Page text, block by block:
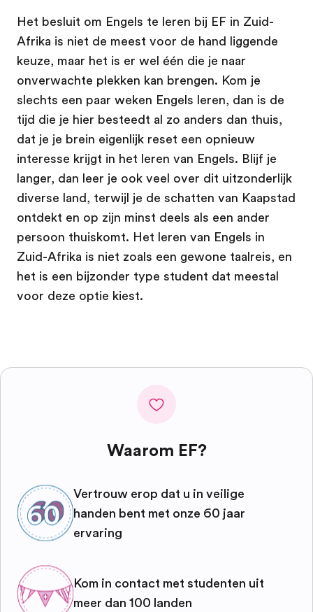
Het besluit om Engels te leren bij EF in Zuid-
Afrika is niet de meest voor de hand liggende
keuze, maar het is er wel één die je naar
onverwachte plekken kan brengen. Kom je
slechts een paar weken Engels leren, dan is de
tijd die je hier besteedt al zo anders dan thuis,
dat je je brein eigenlijk reset een opnieuw
interesse krijgt in het leren van Engels. Blijf je
langer, dan leer je ook veel over dit uitzonderlijk
diverse land, terwijl je de schatten van Kaapstad
ontdekt en op zijn minst deels als een ander
persoon thuiskomt. Het leren van Engels in
Zuid-Afrika is niet zoals een gewone taalreis, en
het is een bijzonder type student dat meestal
voor deze optie kiest.
Waarom EF?
Vertrouw erop dat u in veilige
handen bent met onze 60 jaar
ervaring
Kom in contact met studenten uit
meer dan 100 landen